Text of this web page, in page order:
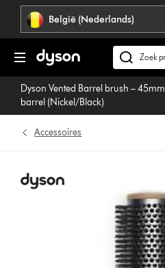
Navigatie
overslaan
België (Nederlands)
Zoek
op
dyson.be
Dyson Vented Barrel brush – 45mm
barrel (Nickel/Black)
Accessoires